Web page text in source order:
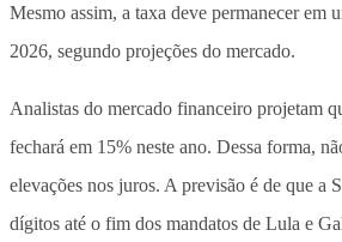
Mesmo assim, a taxa deve permanecer em
2026, segundo projeções do mercado.
Analistas do mercado financeiro projetam
fechará em 15% neste ano. Dessa forma,
elevações nos juros. A previsão é de que a
dígitos até o fim dos mandatos de Lula e